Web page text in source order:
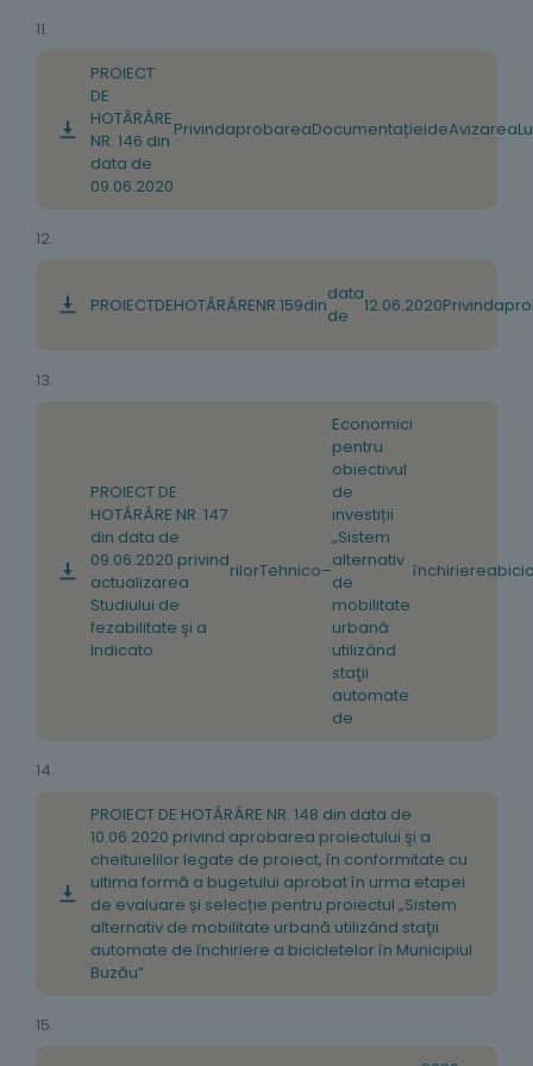
11.
PROIECT
DE
HOTĂRÂRE
NR. 146 din
data de
09.06.2020
PrivindaprobareaDocumentațieideAvizarea
12.
PROIECTDEHOTĂRÂRENR.159dindata
de
12.06.2020Privind
13.
PROIECT DE
HOTĂRÂRE NR. 147
din data de
09.06.2020 privind
actualizarea
Studiului de
fezabilitate şi a
Indicato
rilorTehnico–
Economici
pentru
obiectivul
de
investiții
„Sistem
alternativ
de
mobilitate
urbană
utilizând
staţii
automate
de
închirierea
14.
PROIECT DE HOTĂRÂRE NR. 148 din data de
10.06.2020 privind aprobarea proiectului şi a
cheltuielilor legate de proiect, în conformitate cu
ultima formă a bugetului aprobat în urma etapei
de evaluare și selecție pentru proiectul „Sistem
alternativ de mobilitate urbană utilizând staţii
automate de închiriere a bicicletelor în Municipiul
Buzău”
15.